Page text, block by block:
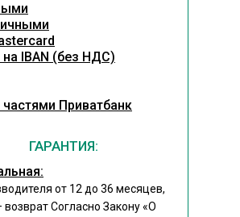
на IBAN (без НДС)
частями Приватбанк
ГАРАНТИЯ:
от 12 до 36 месяцев,
Согласно Закону«О